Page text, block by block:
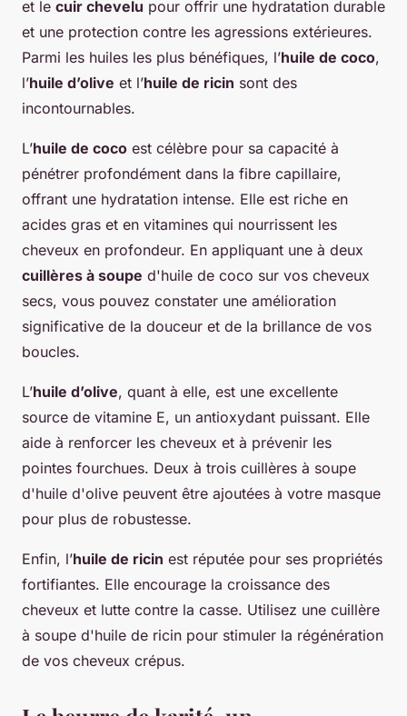
et le cuir chevelu pour offrir une hydratation durable
et une protection contre les agressions extérieures.
Parmi les huiles les plus bénéfiques, l’huile de coco,
l’huile d’olive et l’huile de ricin sont des
incontournables.
L’huile de coco est célèbre pour sa capacité à
pénétrer profondément dans la fibre capillaire,
offrant une hydratation intense. Elle est riche en
acides gras et en vitamines qui nourrissent les
cheveux en profondeur. En appliquant une à deux
cuillères à soupe d'huile de coco sur vos cheveux
secs, vous pouvez constater une amélioration
significative de la douceur et de la brillance de vos
boucles.
L’huile d’olive, quant à elle, est une excellente
source de vitamine E, un antioxydant puissant. Elle
aide à renforcer les cheveux et à prévenir les
pointes fourchues. Deux à trois cuillères à soupe
d'huile d'olive peuvent être ajoutées à votre masque
pour plus de robustesse.
Enfin, l’huile de ricin est réputée pour ses propriétés
fortifiantes. Elle encourage la croissance des
cheveux et lutte contre la casse. Utilisez une cuillère
à soupe d'huile de ricin pour stimuler la régénération
de vos cheveux crépus.